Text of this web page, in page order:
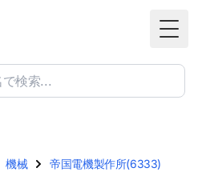
機械 帝国電機製作所(6333)